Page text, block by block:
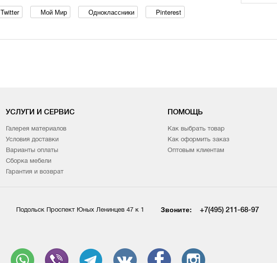
Twitter Мой Мир Одноклассники Pinterest
УСЛУГИ И СЕРВИС
Галерея материалов
Условия доставки
Варианты оплаты
Сборка мебели
Гарантия и возврат
ПОМОЩЬ
Как выбрать товар
Как оформить заказ
Оптовым клиентам
Подольск Проспект Юных Ленинцев 47 к 1 Звоните: +7(495) 211-68-97